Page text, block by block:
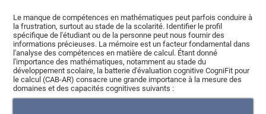
Le manque de compétences en mathématiques peut parfois conduire à
la frustration, surtout au stade de la scolarité. Identifier le profil
spécifique de l'étudiant ou de la personne peut nous fournir des
informations précieuses. La mémoire est un facteur fondamental dans
l'analyse des compétences en matière de calcul. Étant donné
l'importance des mathématiques, notamment au stade du
développement scolaire, la batterie d'évaluation cognitive CogniFit pour
le calcul (CAB-AR) consacre une grande importance à la mesure des
domaines et des capacités cognitives suivants :